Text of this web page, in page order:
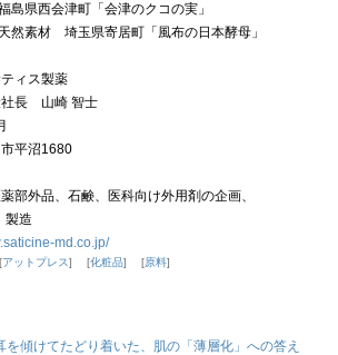
県西会津町「会津のクコの実」
然素材 埼玉県寄居町「風布の日本酵母」
ィス製薬
社長 山崎 智士
平沼1680
部外品、石鹸、医科向け外用剤の企画、
製造
md.co.jp/
アットプレス 化粧品 原料
を傾けてたどり着いた、肌の「薄層化」への答え